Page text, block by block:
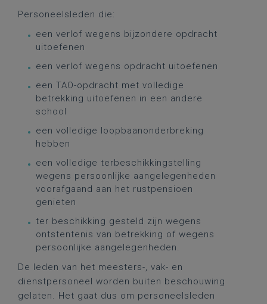
Personeelsleden die:
een verlof wegens bijzondere opdracht
uitoefenen
een verlof wegens opdracht uitoefenen
een TAO-opdracht met volledige
betrekking uitoefenen in een andere
school
een volledige loopbaanonderbreking
hebben
een volledige terbeschikkingstelling
wegens persoonlijke aangelegenheden
voorafgaand aan het rustpensioen
genieten
ter beschikking gesteld zijn wegens
ontstentenis van betrekking of wegens
persoonlijke aangelegenheden.
De leden van het meesters-, vak- en
dienstpersoneel worden buiten beschouwing
gelaten. Het gaat dus om personeelsleden